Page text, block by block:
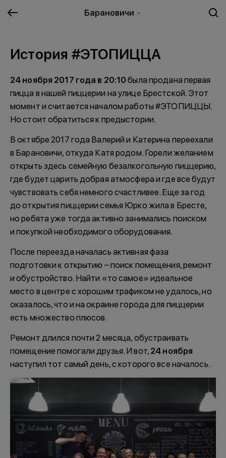
Барановичи
История #ЭТОПИЦЦА
24 ноября 2017 года в 20:10 была продана первая
пицца в нашей пиццерии на улице Брестской. Этот
момент и считается началом работы #ЭТОПИЦЦЫ.
Но стоит обратиться к предыстории.
В октябре 2017 года Валерий и Катерина переехали
в Барановичи, откуда Катя родом. Горели желанием
открыть здесь семейную безалкогольную пиццерию,
где будет царить добрая атмосфера и где все будут
чувствовать себя немного счастливее. Еще за год
до открытия пиццерии семья Юрко жила в Бресте,
но ребята уже тогда активно занимались поиском
и покупкой необходимого оборудования.
После переезда началась активная фаза
подготовки к открытию – поиск помещения, ремонт
и обустройство. Найти «то самое» идеальное
место в центре с хорошим трафиком не удалось, но
оказалось, что и на окраине города для пиццерии
есть множество плюсов.
Ремонт длился почти 2 месяца, обустраивать
помещение помогали друзья. И вот, 24 ноября
наступил тот самый день, с которого все началось.